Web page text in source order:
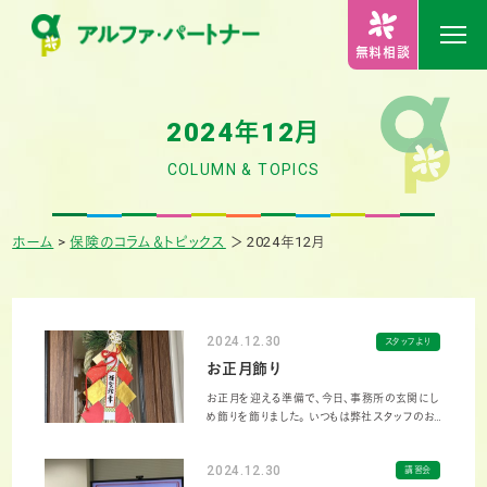
無料相談
2024年12月
COLUMN & TOPICS
ホーム >保険のコラム＆トピックス ＞ 2024年12月
2024.12.30 スタッフより
お正月飾り
お正月を迎える準備で、今日、事務所の玄関にし
め飾りを飾りました。 いつもは弊社スタッフのお
エンザが大流行しております。皆様、お気をつけ
2024.12.30 講習会